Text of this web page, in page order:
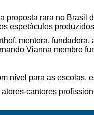
proposta rara no Brasil
espetáculos
mentora,
Vianna membro
nível para as escolas,
cantores